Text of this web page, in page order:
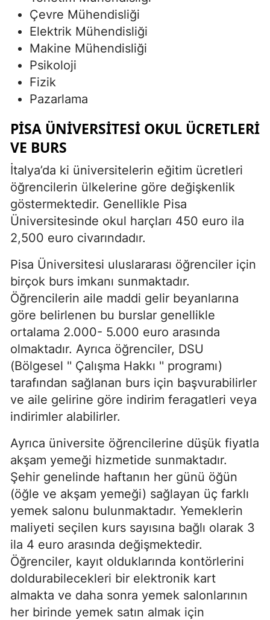
Çevre Mühendisliği
Elektrik Mühendisliği
Makine Mühendisliği
Psikoloji
Fizik
Pazarlama
PISA ÜNIVERSITESI OKUL ÜCRETLERI
VE BURS
İtalya’da ki üniversitelerin eğitim ücretleri
öğrencilerin ülkelerine göre değişkenlik
göstermektedir. Genellikle Pisa
Üniversitesinde okul harçları 450 euro ila
2,500 euro civarındadır.
Pisa Üniversitesi uluslararası öğrenciler için
birçok burs imkanı sunmaktadır.
Öğrencilerin aile maddi gelir beyanlarına
göre belirlenen bu burslar genellikle
ortalama 2.000- 5.000 euro arasında
olmaktadır. Ayrıca öğrenciler, DSU
(Bölgesel '' Çalışma Hakkı '' programı)
tarafından sağlanan burs için başvurabilirler
ve aile gelirine göre indirim feragatleri veya
indirimler alabilirler.
Ayrıca üniversite öğrencilerine düşük fiyatla
akşam yemeği hizmetide sunmaktadır.
Şehir genelinde haftanın her günü öğün
(öğle ve akşam yemeği) sağlayan üç farklı
yemek salonu bulunmaktadır. Yemeklerin
maliyeti seçilen kurs sayısına bağlı olarak 3
ila 4 euro arasında değişmektedir.
Öğrenciler, kayıt olduklarında kontörlerini
doldurabilecekleri bir elektronik kart
almakta ve daha sonra yemek salonlarının
her birinde yemek satın almak için